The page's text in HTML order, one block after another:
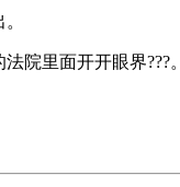
院里面开开眼界???。